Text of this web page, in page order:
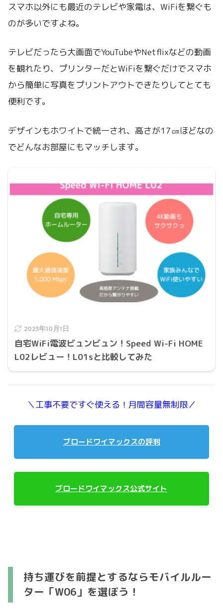
スマホ以外にも最近のテレビや家電は、WiFiを繋ぐも
のが多いですよね。
テレビだったら大画面でYouTubeやNetflixなどの動画
を観れたり、プリンターだとWiFiを繋ぐだけでスマホ
から簡単に写真をプリントアウトできたりしてとても
便利です。
デザインもホワイトで統一され、高さが17㎝ほどなの
でどんなお部屋にもマッチします。
2023年10月1日
自宅WiFi電波ビュンビュン！Speed Wi-Fi HOME
L02レビュー！L01sと比較してみた
＼工事不要ですぐ使える！月間容量無制限／
ブロードワイマックスの評判
ブロードワイマックス公式サイト
持ち運びを前提とするならモバイルルー
ター「W06」を選ぼう！